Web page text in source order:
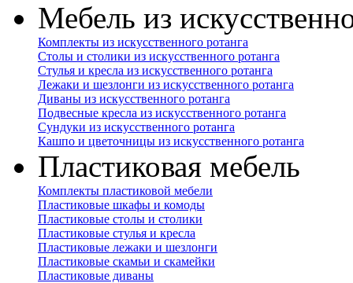
Мебель из
Комплекты из искусственного ротанга
Столы и столики из искусственного ротанга
Стулья и кресла из искусственного ротанга
Лежаки и шезлонги из искусственного ротанга
Диваны из искусственного ротанга
Подвесные кресла из искусственного ротанга
Сундуки из искусственного ротанга
Кашпо и цветочницы из искусственного ротанга
Пластиковая мебель
Комплекты пластиковой мебели
Пластиковые шкафы и комоды
Пластиковые столы и столики
Пластиковые стулья и кресла
Пластиковые лежаки и шезлонги
Пластиковые скамьи и скамейки
Пластиковые диваны